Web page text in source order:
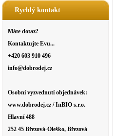
Rychlý kontakt
Máte dotaz?
Kontaktujte Evu...
+420 603 910 496
info@dobrodej.cz
Osobní vyzvednutí objednávek:
www.dobrodej.cz / InBIO s.r.o.
Hlavní 488
252 45 Březová-Oleško, Březová